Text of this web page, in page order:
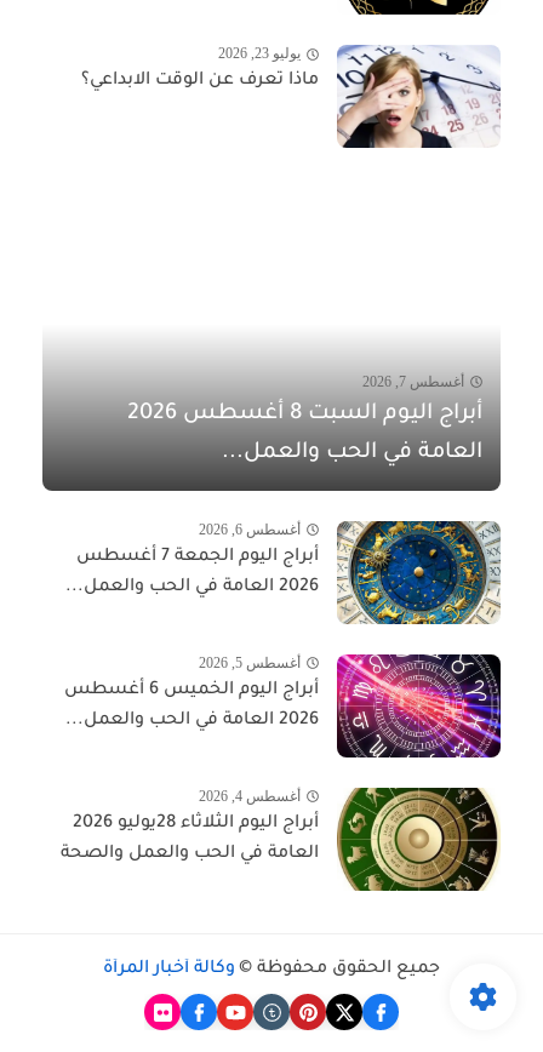
يوليو 23, 2026
ماذا تعرف عن الوقت الابداعي؟
أغسطس 7, 2026
أبراج اليوم السبت 8 أغسطس 2026
العامة في الحب والعمل...
أغسطس 6, 2026
أبراج اليوم الجمعة 7 أغسطس
2026 العامة في الحب والعمل...
أغسطس 5, 2026
أبراج اليوم الخميس 6 أغسطس
2026 العامة في الحب والعمل...
أغسطس 4, 2026
أبراج اليوم الثلاثاء 28يوليو 2026
العامة في الحب والعمل والصحة
جميع الحقوق محفوظة © وكالة أخبار المرأة